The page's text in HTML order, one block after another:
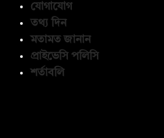
যোগাযোগ
তথ্য দিন
মতামত জানান
প্রাইভেসি পলিসি
শর্তাবলি